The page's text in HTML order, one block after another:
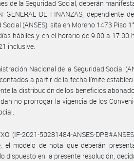
de la Seguridad Social, deberán
DE FINANZAS, dependiente
(ANSES), sita en Moreno 1473 Piso
hábiles y en el horario de 9.00 a 17.00
inclusive.
Nacional de la Seguridad Social
a partir de la fecha límite
la distribución de los beneficios
no prorrogar la vigencia de los
(IF-2021-50281484-ANSES-
modelo de nota que deberán
dispuesto en la presente resolución,